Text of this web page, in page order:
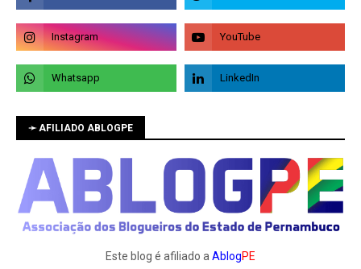
➛ AFILIADO ABLOGPE
Este blog é afiliado aAblogPE